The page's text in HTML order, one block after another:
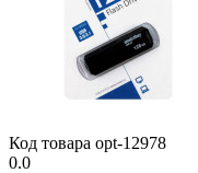
Код товара opt-12978
0.0